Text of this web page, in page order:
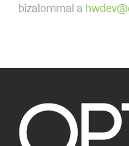
bizalommal a